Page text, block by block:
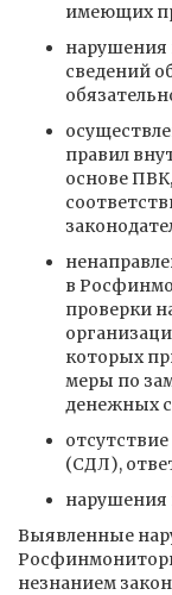
имеющих
нарушения
сведений
правил
основе
в
проверки
которых
меры по
денежных
(СДЛ),
нарушения
Выявленные
незнанием